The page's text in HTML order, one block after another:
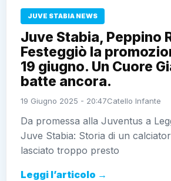
JUVE STABIA NEWS
Juve Stabia, Peppino
Festeggiò la
19 giugno. Un Cuore
batte ancora.
19 Giugno 2025 - 20:47Catello Infante
Da promessa alla Juventus a
Juve Stabia: Storia di un
lasciato troppo presto
Leggi l’articolo →